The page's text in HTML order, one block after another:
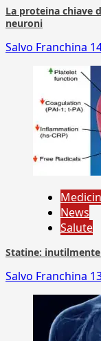
La proteina chiave
neuroni
Salvo Franchina
News
Salute
Statine:
Salvo Franchina